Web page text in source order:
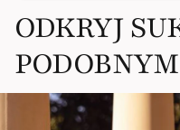
ODKRYJ